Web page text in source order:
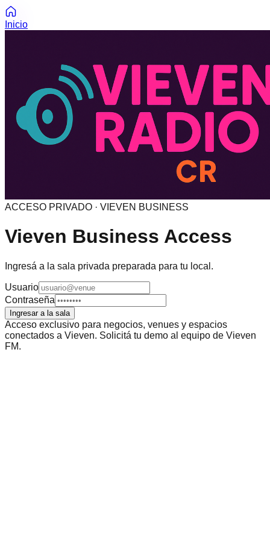
Inicio
ACCESO PRIVADO · VIEVEN BUSINESS
Vieven Business Access
Ingresá a la sala privada preparada para tu local.
Usuario
Contraseña
Ingresar a la sala
Acceso exclusivo para negocios, venues y espacios
conectados a Vieven. Solicitá tu demo al equipo de Vieven
FM.